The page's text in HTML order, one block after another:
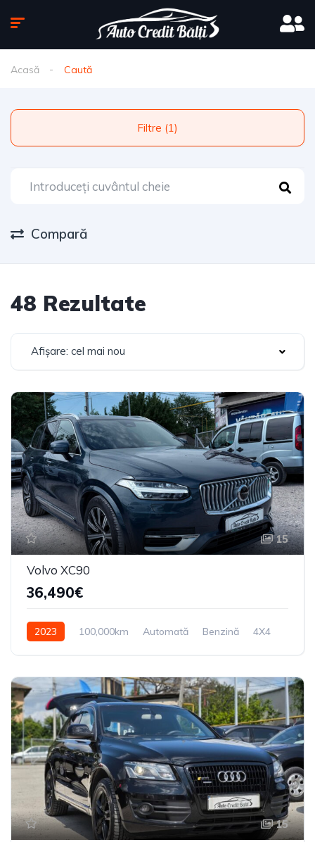
Acasă Caută
Filtre (1)
Compară
48 Rezultate
Afișare: cel mai nou
15
Volvo XC90
36,490€
2023 100,000km Automată Benzină 4X4
15